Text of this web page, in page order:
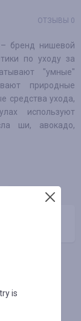
ОТЗЫВЫ 0
– бренд нишевой
по уходу за
"умные"
природные
средства ухода,
используют
ши, авокадо,
is